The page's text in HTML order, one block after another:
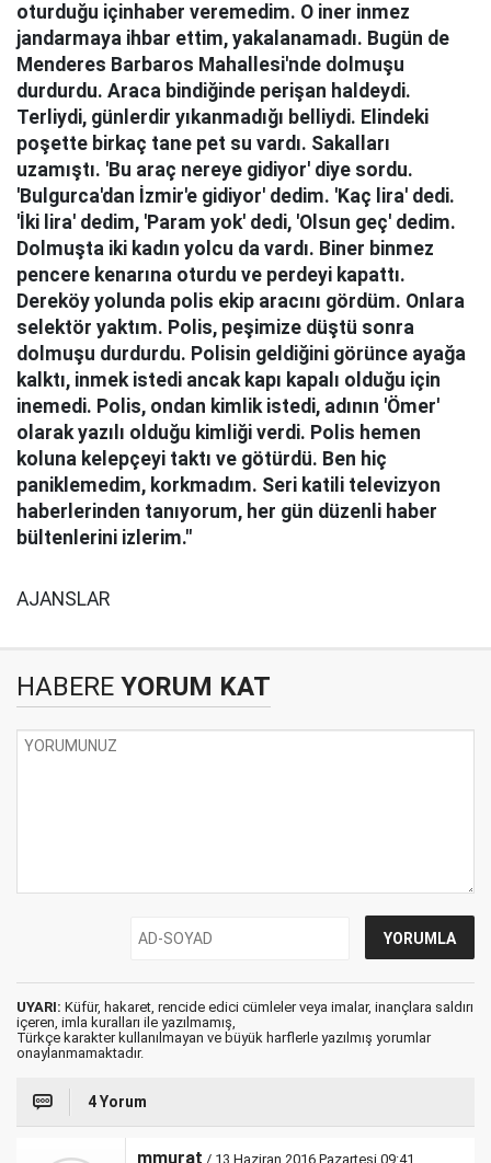
oturduğu içinhaber veremedim. O iner inmez
jandarmaya ihbar ettim, yakalanamadı. Bugün de
Menderes Barbaros Mahallesi'nde dolmuşu
durdurdu. Araca bindiğinde perişan haldeydi.
Terliydi, günlerdir yıkanmadığı belliydi. Elindeki
poşette birkaç tane pet su vardı. Sakalları
uzamıştı. 'Bu araç nereye gidiyor' diye sordu.
'Bulgurca'dan İzmir'e gidiyor' dedim. 'Kaç lira' dedi.
'İki lira' dedim, 'Param yok' dedi, 'Olsun geç' dedim.
Dolmuşta iki kadın yolcu da vardı. Biner binmez
pencere kenarına oturdu ve perdeyi kapattı.
Dereköy yolunda polis ekip aracını gördüm. Onlara
selektör yaktım. Polis, peşimize düştü sonra
dolmuşu durdurdu. Polisin geldiğini görünce ayağa
kalktı, inmek istedi ancak kapı kapalı olduğu için
inemedi. Polis, ondan kimlik istedi, adının 'Ömer'
olarak yazılı olduğu kimliği verdi. Polis hemen
koluna kelepçeyi taktı ve götürdü. Ben hiç
paniklemedim, korkmadım. Seri katili televizyon
haberlerinden tanıyorum, her gün düzenli haber
bültenlerini izlerim."
AJANSLAR
HABERE YORUM KAT
UYARI: Küfür, hakaret, rencide edici cümleler veya imalar, inançlara saldırı
içeren, imla kuralları ile yazılmamış,
Türkçe karakter kullanılmayan ve büyük harflerle yazılmış yorumlar
onaylanmamaktadır.
4 Yorum
mmurat / 13 Haziran 2016 Pazartesi 09:41